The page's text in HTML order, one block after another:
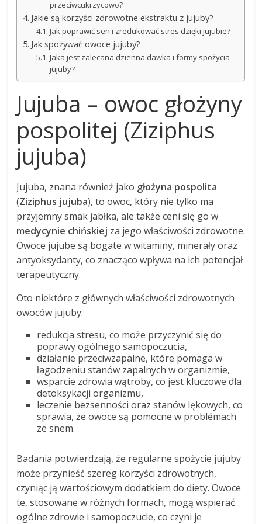
przeciwcukrzycowo?
Jakie są korzyści zdrowotne ekstraktu z jujuby?
Jak poprawić sen i zredukować stres dzięki jujubie?
Jak spożywać owoce jujuby?
Jaka jest zalecana dzienna dawka i formy spożycia
jujuby?
Jujuba – owoc głożyny
pospolitej (Ziziphus
jujuba)
Jujuba, znana również jako głożyna pospolita
(Ziziphus jujuba), to owoc, który nie tylko ma
przyjemny smak jabłka, ale także ceni się go w
medycynie chińskiej za jego właściwości zdrowotne.
Owoce jujube są bogate w witaminy, minerały oraz
antyoksydanty, co znacząco wpływa na ich potencjał
terapeutyczny.
Oto niektóre z głównych właściwości zdrowotnych
owoców jujuby:
redukcja stresu, co może przyczynić się do
poprawy ogólnego samopoczucia,
działanie przeciwzapalne, które pomaga w
łagodzeniu stanów zapalnych w organizmie,
wsparcie zdrowia wątroby, co jest kluczowe dla
detoksykacji organizmu,
leczenie bezsenności oraz stanów lękowych, co
sprawia, że owoce są pomocne w problémach
ze snem.
Badania potwierdzają, że regularne spożycie jujuby
może przynieść szereg korzyści zdrowotnych,
czyniąc ją wartościowym dodatkiem do diety. Owoce
te, stosowane w różnych formach, mogą wspierać
ogólne zdrowie i samopoczucie, co czyni je